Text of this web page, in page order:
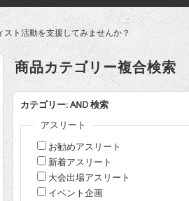
ト活動を支援してみませんか？
商品カテゴリー複合検索
カテゴリー: AND 検索
アスリート
お勧めアスリート
新着アスリート
大会出場アスリート
イベント企画